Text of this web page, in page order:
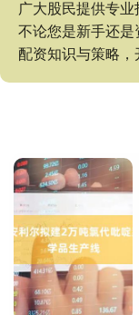
广大股民提供专业
不论您是新手还
配资知识与策略，